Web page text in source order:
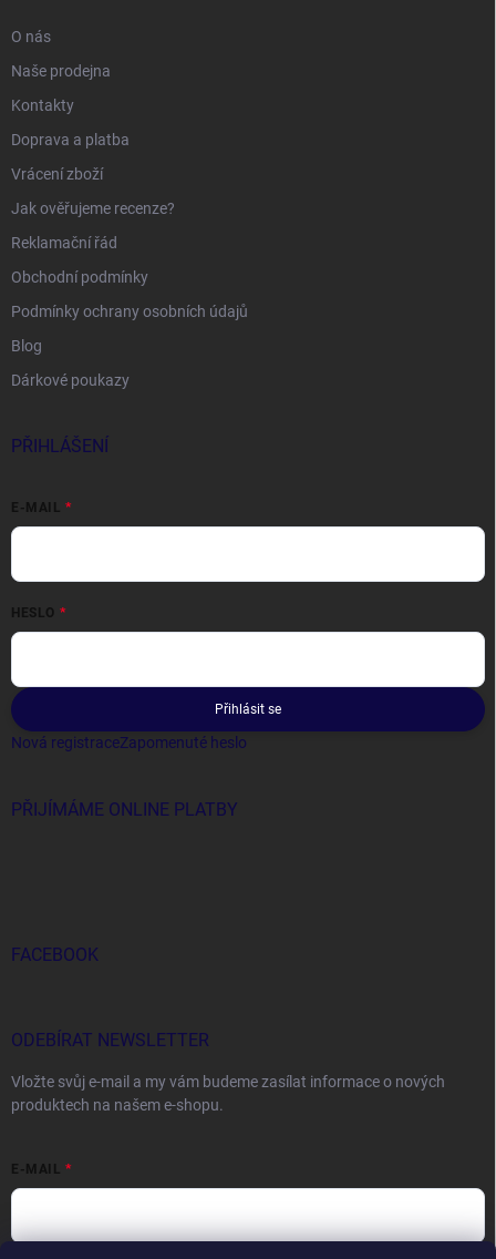
O nás
Naše prodejna
Kontakty
Doprava a platba
Vrácení zboží
Jak ověřujeme recenze?
Reklamační řád
Obchodní podmínky
Podmínky ochrany osobních údajů
Blog
Dárkové poukazy
PŘIHLÁŠENÍ
E-MAIL
HESLO
Přihlásit se
Nová registraceZapomenuté heslo
PŘIJÍMÁME ONLINE PLATBY
FACEBOOK
ODEBÍRAT NEWSLETTER
Vložte svůj e-mail a my vám budeme zasílat informace o nových
produktech na našem e-shopu.
E-MAIL